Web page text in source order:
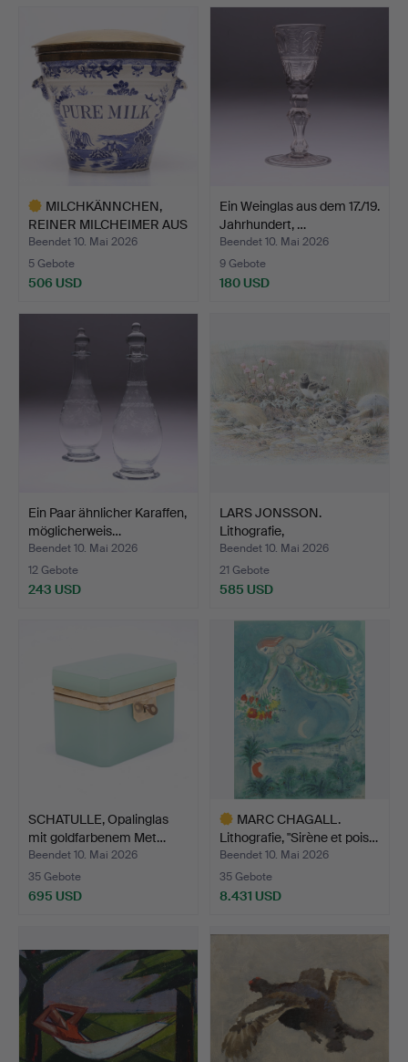
MILCHKÄNNCHEN,
REINER MILCHEIMER AUS
EISEN…
Beendet 10. Mai 2026
5 Gebote
506 USD
Ein Weinglas aus dem 17./19.
Jahrhundert, …
Beendet 10. Mai 2026
9 Gebote
180 USD
Ein Paar ähnlicher Karaffen,
möglicherweis…
Beendet 10. Mai 2026
12 Gebote
243 USD
LARS JONSSON.
Lithografie,
„Strandmeadow“,…
Beendet 10. Mai 2026
21 Gebote
585 USD
SCHATULLE, Opalinglas
mit goldfarbenem Met…
Beendet 10. Mai 2026
35 Gebote
695 USD
MARC CHAGALL.
Lithografie, "Sirène et pois…
Beendet 10. Mai 2026
35 Gebote
8.431 USD